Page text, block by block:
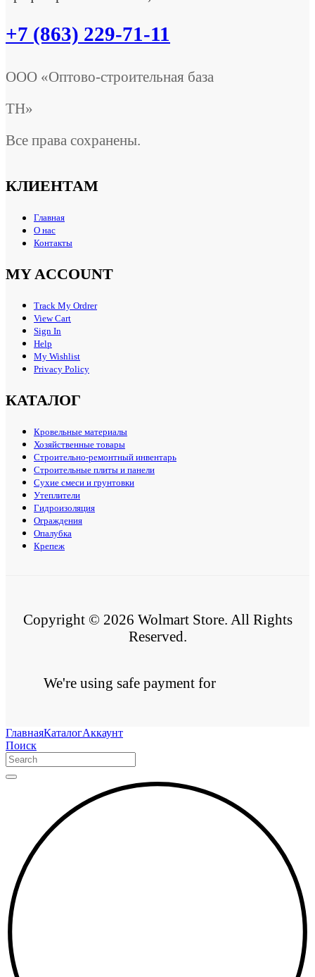
+7 (863) 229-71-11
ООО «Оптово-строительная база
ТН»
Все права сохранены.
КЛИЕНТАМ
Главная
О нас
Контакты
MY ACCOUNT
Track My Ordrer
View Cart
Sign In
Help
My Wishlist
Privacy Policy
КАТАЛОГ
Кровельные материалы
Хозяйственные товары
Строительно-ремонтный инвентарь
Строительные плиты и панели
Сухие смеси и грунтовки
Утеплители
Гидроизоляция
Ограждения
Опалубка
Крепеж
Copyright © 2026 Wolmart Store. All Rights
Reserved.
We're using safe payment for
ГлавнаяКаталогАккаунт
Поиск